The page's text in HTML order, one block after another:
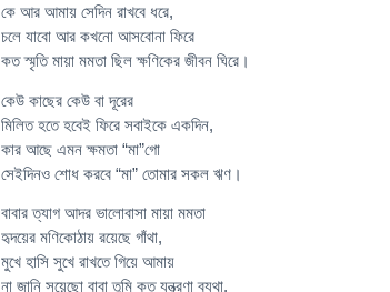
কে আর আমায় সেদিন রাখবে ধরে,
চলে যাবো আর কখনো আসবোনা ফিরে
কত স্মৃতি মায়া মমতা ছিল ক্ষণিকের জীবন ঘিরে।
কেউ কাছের কেউ বা দূরের
মিলিত হতে হবেই ফিরে সবাইকে একদিন,
কার আছে এমন ক্ষমতা “মা”গো
সেইদিনও শোধ করবে “মা” তোমার সকল ঋণ।
বাবার ত্যাগ আদর ভালোবাসা মায়া মমতা
হৃদয়ের মণিকোঠায় রয়েছে গাঁথা,
মুখে হাসি সুখে রাখতে গিয়ে আমায়
না জানি সয়েছো বাবা তুমি কত যন্ত্রণা ব্যথা,